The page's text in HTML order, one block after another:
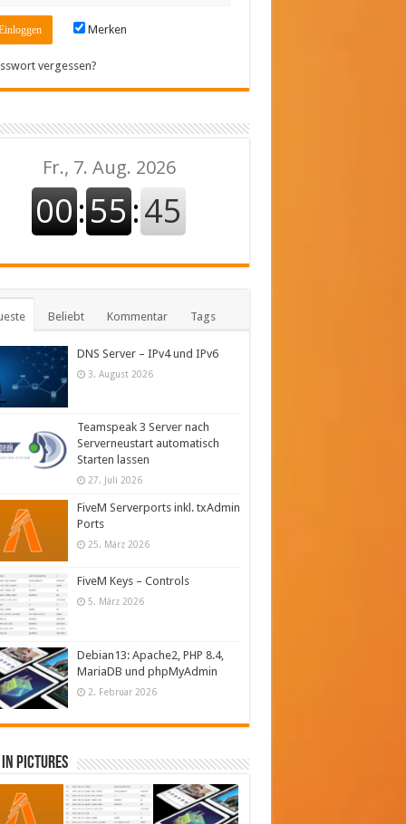
Merken
vergessen?
Beliebt Kommentar Tags
DNS Server – IPv4 und IPv6
3. August 2026
Teamspeak 3 Server nach
Serverneustart automatisch
Starten lassen
27. Juli 2026
FiveM Serverports inkl. txAdmin
Ports
25. März 2026
FiveM Keys – Controls
5. März 2026
Debian13: Apache2, PHP 8.4,
MariaDB und phpMyAdmin
2. Februar 2026
in Pictures